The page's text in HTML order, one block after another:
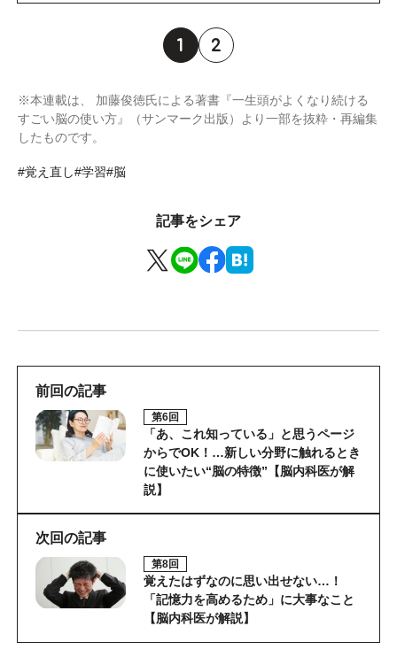
1 2
※本連載は、 加藤俊徳氏による著書『一生頭がよくなり続ける
すごい脳の使い方』（サンマーク出版）より一部を抜粋・再編集
したものです。
#覚え直し#学習#脳
記事をシェア
前回の記事
第6回
「あ、これ知っている」と思うページ
からでOK！…新しい分野に触れるとき
に使いたい“脳の特徴”【脳内科医が解
説】
次回の記事
第8回
覚えたはずなのに思い出せない…！
「記憶力を高めるため」に大事なこと
【脳内科医が解説】